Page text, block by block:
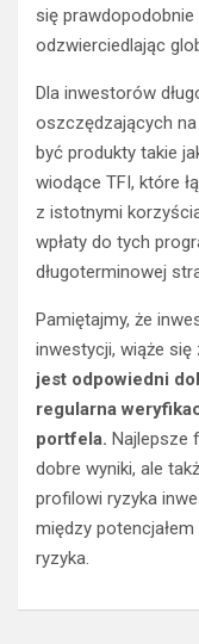
się
odzwierciedlając
Dla inwestorów
oszczędzających
być produkty takie
wiodące TFI, które
z istotnymi
wpłaty do tych
długoterminowej
Pamiętajmy, że
inwestycji, wiąże się
jest odpowiedni
regularna
portfela. Najlepsze
dobre wyniki, ale
profilowi ryzyka
między
ryzyka.